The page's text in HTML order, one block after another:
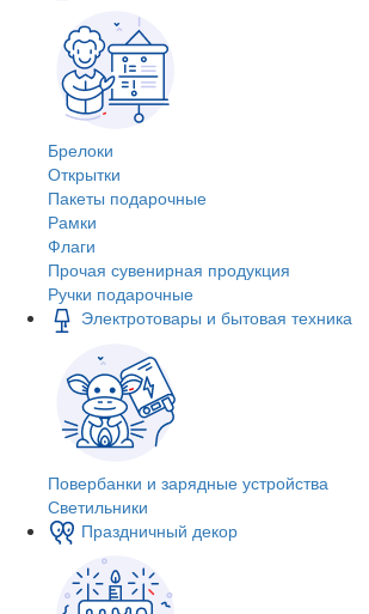
Брелоки
Открытки
Пакеты подарочные
Рамки
Флаги
Прочая сувенирная продукция
Ручки подарочные
Электротовары и бытовая техника
Повербанки и зарядные устройства
Светильники
Праздничный декор